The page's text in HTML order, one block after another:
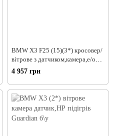
BMW X3 F25 (15)(3*) кросовер/
вітрове з датчиком,камера,е/о
камери, Gua
4 957 грн